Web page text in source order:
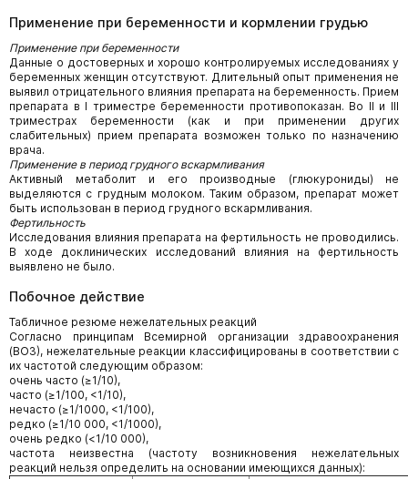
Применение при беременности и кормлении грудью
Применение при беременности
Данные о достоверных и хорошо контролируемых исследованиях у
беременных женщин отсутствуют. Длительный опыт применения не
выявил отрицательного влияния препарата на беременность. Прием
препарата в I триместре беременности противопоказан. Во II и III
триместрах беременности (как и при применении других
слабительных) прием препарата возможен только по назначению
врача.
Применение в период грудного вскармливания
Активный метаболит и его производные (глюкурониды) не
выделяются с грудным молоком. Таким образом, препарат может
быть использован в период грудного вскармливания.
Фертильность
Исследования влияния препарата на фертильность не проводились.
В ходе доклинических исследований влияния на фертильность
выявлено не было.
Побочное действие
Табличное резюме нежелательных реакций
Согласно принципам Всемирной организации здравоохранения
(ВОЗ), нежелательные реакции классифицированы в соответствии с
их частотой следующим образом:
очень часто (≥1/10),
часто (≥1/100, <1/10),
нечасто (≥1/1000, <1/100),
редко (≥1/10 000, <1/1000),
очень редко (<1/10 000),
частота неизвестна (частоту возникновения нежелательных
реакций нельзя определить на основании имеющихся данных):